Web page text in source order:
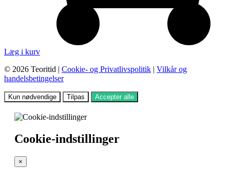
Læg i kurv
© 2026 Teoritid | Cookie- og Privatlivspolitik | Vilkår og
handelsbetingelser
Kun nødvendige Tilpas Accepter alle
Cookie-indstillinger
×